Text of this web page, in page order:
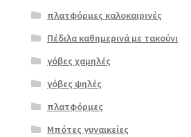
Επιλο
πλατφόρμες καλοκαιρινές
Πέδιλα καθημερινά με τακούνι
γόβες χαμηλές
γόβες ψηλές
πλατφόρμες
Μπότες γυναικείες